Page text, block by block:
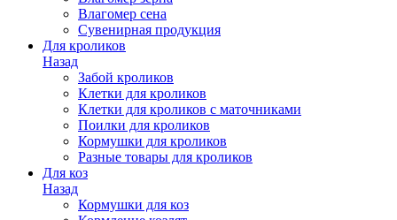
Влагомер сена
Сувенирная продукция
Для кроликов
Назад
Забой кроликов
Клетки для кроликов
Клетки для кроликов с маточниками
Поилки для кроликов
Кормушки для кроликов
Разные товары для кроликов
Для коз
Назад
Кормушки для коз